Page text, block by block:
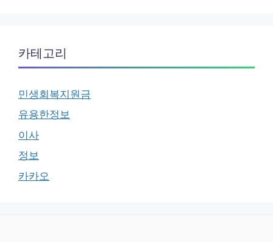
카테고리
민생회복지원금
유용한정보
이사
정보
카카오